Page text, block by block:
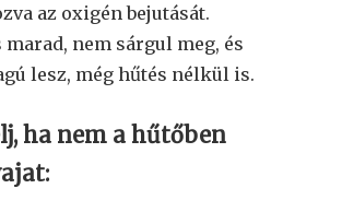
az oxigén bejutását.
nem sárgul meg, és
lesz, még hűtés nélkül is.
ha nem a hűtőben